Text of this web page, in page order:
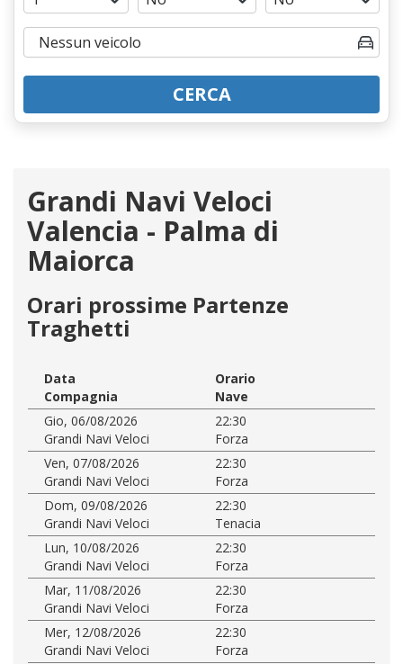
CERCA
Grandi Navi Veloci
Valencia - Palma di
Maiorca
Orari prossime Partenze
Traghetti
Data
Orario
Compagnia
Nave
Gio, 06/08/2026
22:30
Grandi Navi Veloci
Forza
Ven, 07/08/2026
22:30
Grandi Navi Veloci
Forza
Dom, 09/08/2026
22:30
Grandi Navi Veloci
Tenacia
Lun, 10/08/2026
22:30
Grandi Navi Veloci
Forza
Mar, 11/08/2026
22:30
Grandi Navi Veloci
Forza
Mer, 12/08/2026
22:30
Grandi Navi Veloci
Forza